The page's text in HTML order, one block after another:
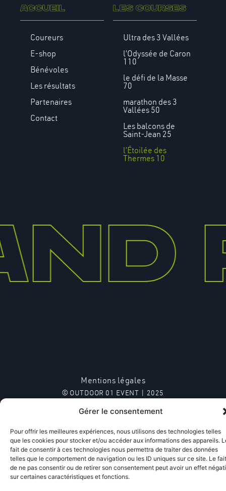
Gérer le consentement
Pour offrir les meilleures expériences, nous utilisons des technologies telles
que les cookies pour stocker et/ou accéder aux informations des appareils.
fait de consentir à ces technologies nous permettra de traiter des données
telles que le comportement de navigation ou les ID uniques sur ce site. Le fait
de ne pas consentir ou de retirer son consentement peut avoir un effet
sur certaines caractéristiques et fonctions.
Accueil
Coureurs
E-shop
Bénévoles
Les résultats
Partenaires
Contact
Les courses
Ultra des 3 Vallées
l’Odyssée de Caron
110
le défi de la Masse
70
marathon des 3
Vallées 50
Les balcons de
Saint-Jean 25
l’Étoilée des
Thermes 10
Mentions légales
© OUTDOOR 01 EVENT | 2025